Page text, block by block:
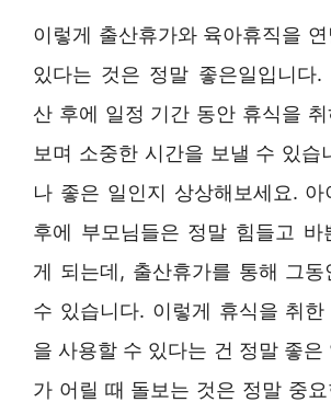
이렇게 출산휴가와 육아휴직을
있다는 것은 정말 좋은일입니다.
산 후에 일정 기간 동안 휴식을
보며 소중한 시간을 보낼 수 있습
나 좋은 일인지 상상해보세요.
후에 부모님들은 정말 힘들고 바
게 되는데, 출산휴가를 통해 그
수 있습니다. 이렇게 휴식을 취한
을 사용할 수 있다는 건 정말 좋은
가 어릴 때 돌보는 것은 정말 중